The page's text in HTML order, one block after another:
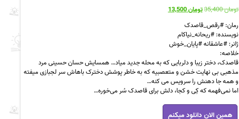
تومان35,400
قیمت
تومان 35,400
بود.
تومان13,500
رمان: #رقص_قاصدک
نویسنده: #ریحانه_نیاکام
ژانر: #عاشقانه #پایان_خوش
خلاصه:
قاصدک، دختر زیبا و دلربایی که به محله جدید میاد… همسایش حسان حسینی مرد
مذهبی بی نهایت خشن و متعصبیه که به خاطر پوشش دخترک باهاش سر لجبازی میفته
و همه جا دهنش را سرویس می کنه…
اما نمی‌فهمه که کِی و کجا، دلش برای قاصدک سُر می‌خوره…
رمان
رقص
همین الان دانلود میکنم